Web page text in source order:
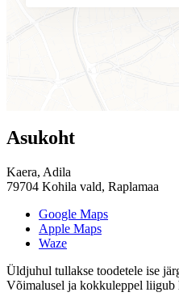
Asukoht
Kaera, Adila
79704 Kohila vald, Raplamaa
Google Maps
Apple Maps
Waze
Üldjuhul tullakse toodetele ise
Võimalusel ja kokkuleppel liigub